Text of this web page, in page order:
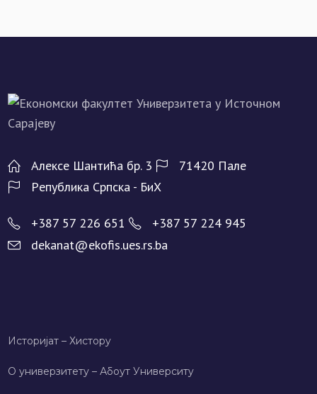
Алeксe Шантића бр. 3
71420 Палe
Рeпублика Српска - БиХ
+387 57 226 651
+387 57 224 945
dekanat@ekofis.ues.rs.ba
Историјат – Хисторy
О универзитету – Абоут Университy